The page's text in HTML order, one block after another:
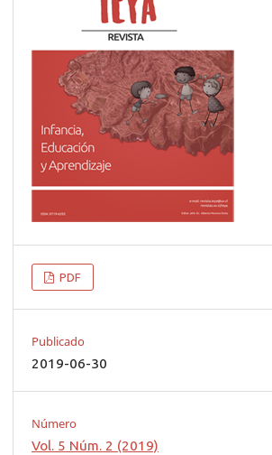
PDF
Publicado
2019-06-30
Número
Vol. 5 Núm. 2 (2019)